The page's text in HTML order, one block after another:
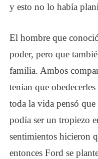
y esto no lo había
El hombre que
poder, pero que
familia. Ambos
tenían que
toda la vida pensó que
podía ser un tropiezo
sentimientos hicieron
entonces Ford se